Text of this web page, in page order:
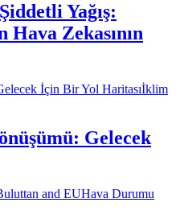
Yağış:
Hava Zekasının
İklim
Gelecek
Hava Durumu